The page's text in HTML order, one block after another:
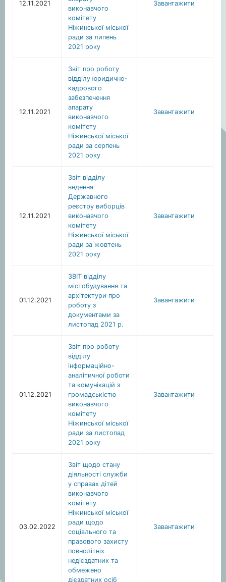
12.11.2021
виконавчого
комітету
Ніжинської міської
ради за липень
2021 року
Завантажити
12.11.2021
Звіт про роботу
відділу юридично-
кадрового
забезпечення
апарату
виконавчого
комітету
Ніжинської міської
ради за серпень
2021 року
Завантажити
12.11.2021
Звіт відділу
ведення
Державного
реєстру виборців
виконавчого
комітету
Ніжинської міської
ради за жовтень
2021 року
Завантажити
01.12.2021
ЗВІТ відділу
містобудування та
архітектури про
роботу з
документами за
листопад 2021 р.
Завантажити
01.12.2021
Звіт про роботу
відділу
інформаційно-
аналітичної роботи
та комунікацій з
громадськістю
виконавчого
комітету
Ніжинської міської
ради за листопад
2021 року
Завантажити
03.02.2022
Звіт щодо стану
діяльності служби
у справах дітей
виконавчого
комітету
Ніжинської міської
ради щодо
соціального та
правового захисту
повнолітніх
недієздатних та
обмежено
дієздатних осіб
Завантажити